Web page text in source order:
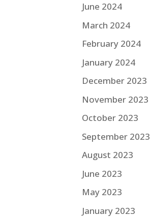
June 2024
March 2024
February 2024
January 2024
December 2023
November 2023
October 2023
September 2023
August 2023
June 2023
May 2023
January 2023